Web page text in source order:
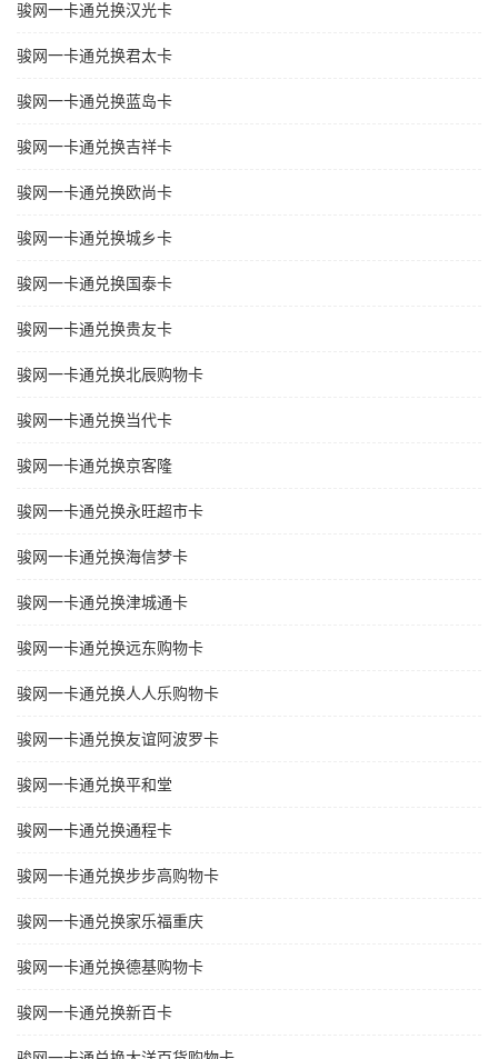
骏网一卡通兑换汉光卡
骏网一卡通兑换君太卡
骏网一卡通兑换蓝岛卡
骏网一卡通兑换吉祥卡
骏网一卡通兑换欧尚卡
骏网一卡通兑换城乡卡
骏网一卡通兑换国泰卡
骏网一卡通兑换贵友卡
骏网一卡通兑换北辰购物卡
骏网一卡通兑换当代卡
骏网一卡通兑换京客隆
骏网一卡通兑换永旺超市卡
骏网一卡通兑换海信梦卡
骏网一卡通兑换津城通卡
骏网一卡通兑换远东购物卡
骏网一卡通兑换人人乐购物卡
骏网一卡通兑换友谊阿波罗卡
骏网一卡通兑换平和堂
骏网一卡通兑换通程卡
骏网一卡通兑换步步高购物卡
骏网一卡通兑换家乐福重庆
骏网一卡通兑换德基购物卡
骏网一卡通兑换新百卡